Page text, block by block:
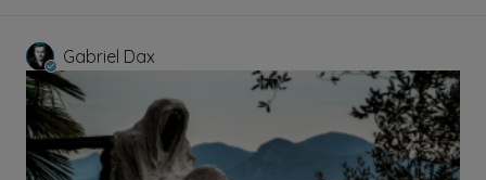
Gabriel Dax